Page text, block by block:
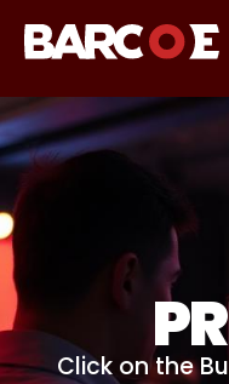
Click on the